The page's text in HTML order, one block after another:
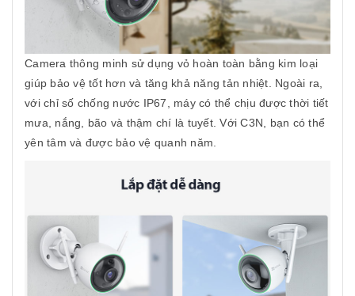
Camera thông minh sử dụng vỏ hoàn toàn bằng kim loại
giúp bảo vệ tốt hơn và tăng khả năng tản nhiệt. Ngoài ra,
với chỉ số chống nước IP67, máy có thể chịu được thời tiết
mưa, nắng, bão và thậm chí là tuyết. Với C3N, bạn có thể
yên tâm và được bảo vệ quanh năm.